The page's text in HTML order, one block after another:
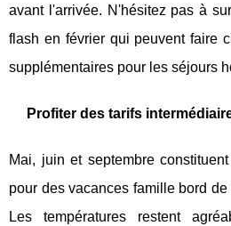
avant l'arrivée. N'hésitez pas à
flash en février qui peuvent faire
supplémentaires pour les séjours
Profiter des tarifs
Mai, juin et septembre
pour des vacances famille bord
Les températures restent